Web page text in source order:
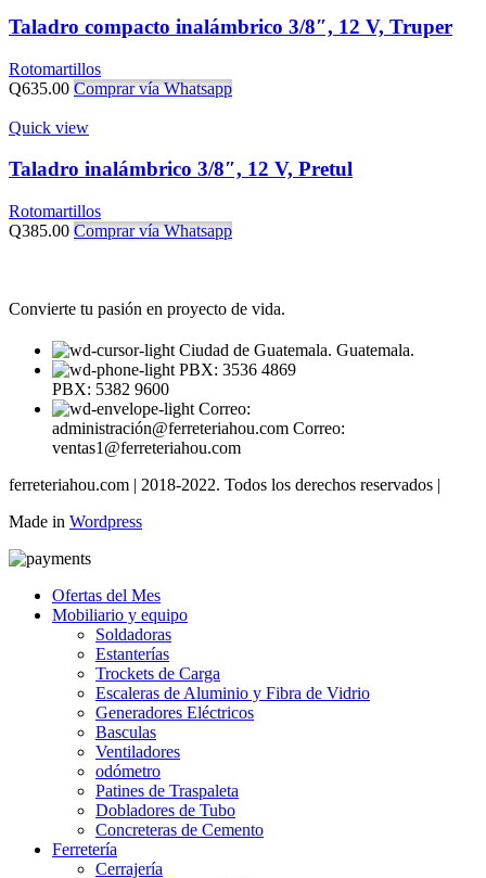
Taladro compacto inalámbrico 3/8″, 12 V, Truper
Rotomartillos
Q635.00 Comprar vía Whatsapp
Quick view
Taladro inalámbrico 3/8″, 12 V, Pretul
Rotomartillos
Q385.00 Comprar vía Whatsapp
Convierte tu pasión en proyecto de vida.
Ciudad de Guatemala. Guatemala.
PBX: 3536 4869
PBX: 5382 9600
Correo:
administración@ferreteriahou.com Correo:
ventas1@ferreteriahou.com
ferreteriahou.com | 2018-2022. Todos los derechos reservados |
Made in Wordpress
Ofertas del Mes
Mobiliario y equipo
Soldadoras
Estanterías
Trockets de Carga
Escaleras de Aluminio y Fibra de Vidrio
Generadores Eléctricos
Basculas
Ventiladores
odómetro
Patines de Traspaleta
Dobladores de Tubo
Concreteras de Cemento
Ferretería
Cerrajería